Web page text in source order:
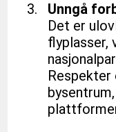
Unngå
Det er
flyplasser,
Respekter